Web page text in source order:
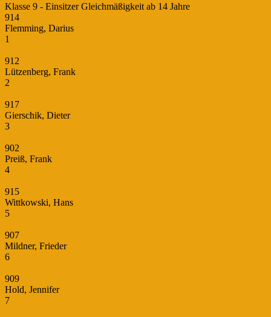
Klasse 9 - Einsitzer Gleichmäßigkeit ab 14 Jahre
914
Flemming, Darius
1
912
Lützenberg, Frank
2
917
Gierschik, Dieter
3
902
Preiß, Frank
4
915
Wittkowski, Hans
5
907
Mildner, Frieder
6
909
Hold, Jennifer
7